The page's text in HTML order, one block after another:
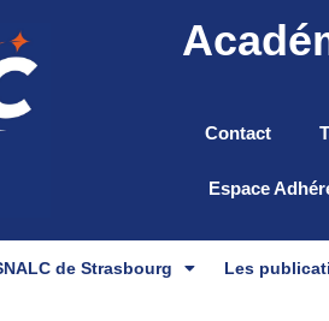
Contact
Espace
de Strasbourg Les